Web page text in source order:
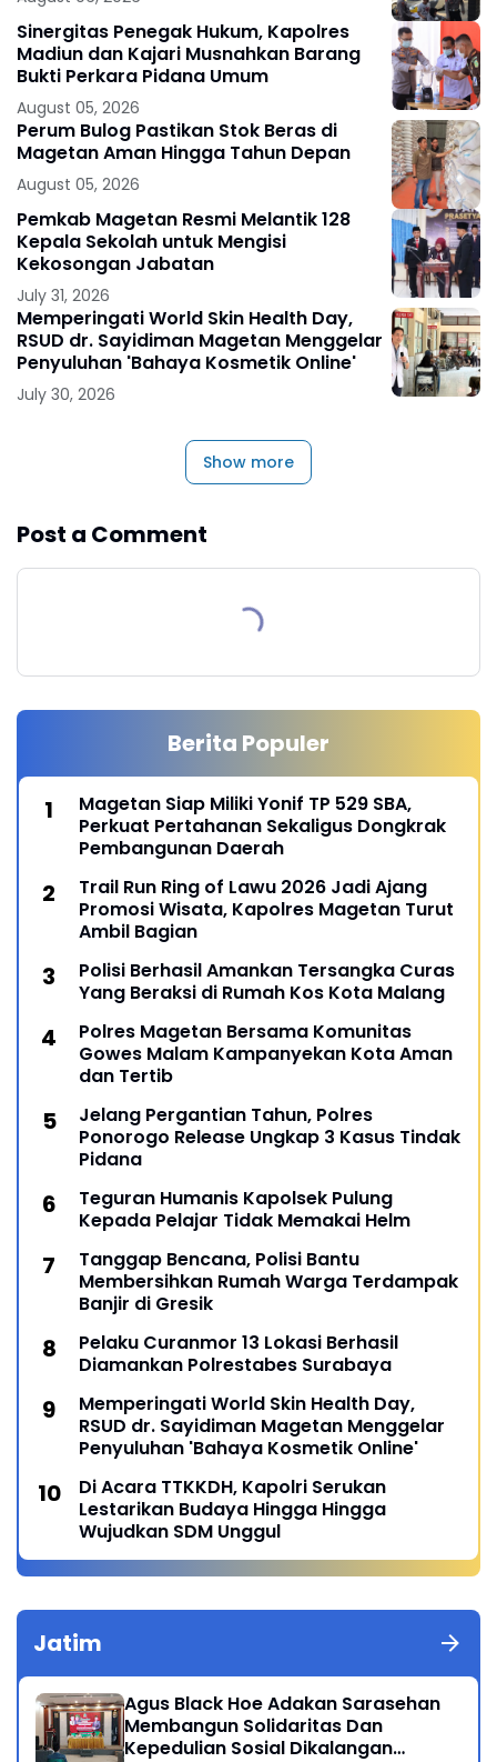
Sinergitas Penegak Hukum, Kapolres
Madiun dan Kajari Musnahkan Barang
Bukti Perkara Pidana Umum
August 05, 2026
Perum Bulog Pastikan Stok Beras di
Magetan Aman Hingga Tahun Depan
August 05, 2026
Pemkab Magetan Resmi Melantik 128
Kepala Sekolah untuk Mengisi
Kekosongan Jabatan
July 31, 2026
Memperingati World Skin Health Day,
RSUD dr. Sayidiman Magetan Menggelar
Penyuluhan 'Bahaya Kosmetik Online'
July 30, 2026
Show more
Post a Comment
Berita Populer
Magetan Siap Miliki Yonif TP 529 SBA,
Perkuat Pertahanan Sekaligus Dongkrak
Pembangunan Daerah
Trail Run Ring of Lawu 2026 Jadi Ajang
Promosi Wisata, Kapolres Magetan Turut
Ambil Bagian
Polisi Berhasil Amankan Tersangka Curas
Yang Beraksi di Rumah Kos Kota Malang
Polres Magetan Bersama Komunitas
Gowes Malam Kampanyekan Kota Aman
dan Tertib
Jelang Pergantian Tahun, Polres
Ponorogo Release Ungkap 3 Kasus Tindak
Pidana
Teguran Humanis Kapolsek Pulung
Kepada Pelajar Tidak Memakai Helm
Tanggap Bencana, Polisi Bantu
Membersihkan Rumah Warga Terdampak
Banjir di Gresik
Pelaku Curanmor 13 Lokasi Berhasil
Diamankan Polrestabes Surabaya
Memperingati World Skin Health Day,
RSUD dr. Sayidiman Magetan Menggelar
Penyuluhan 'Bahaya Kosmetik Online'
Di Acara TTKKDH, Kapolri Serukan
Lestarikan Budaya Hingga Hingga
Wujudkan SDM Unggul
Jatim
Agus Black Hoe Adakan Sarasehan
Membangun Solidaritas Dan
Kepedulian Sosial Dikalangan